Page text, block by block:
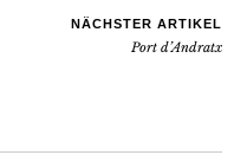
NÄCHSTER ARTIKEL
Port d’Andratx